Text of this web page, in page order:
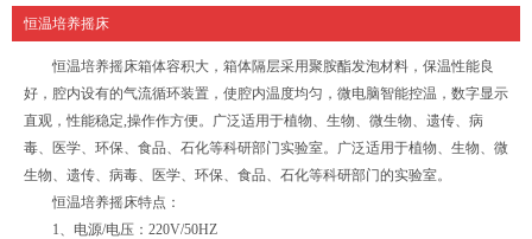
恒温培养摇床
恒温培养摇床箱体容积大，箱体隔层采用聚胺酯发泡材料，保温性能良
好，腔内设有的气流循环装置，使腔内温度均匀，微电脑智能控温，数字显示
直观，性能稳定,操作作方便。广泛适用于植物、生物、微生物、遗传、病
毒、医学、环保、食品、石化等科研部门实验室。广泛适用于植物、生物、微
生物、遗传、病毒、医学、环保、食品、石化等科研部门的实验室。
恒温培养摇床特点：
1、电源/电压：220V/50HZ